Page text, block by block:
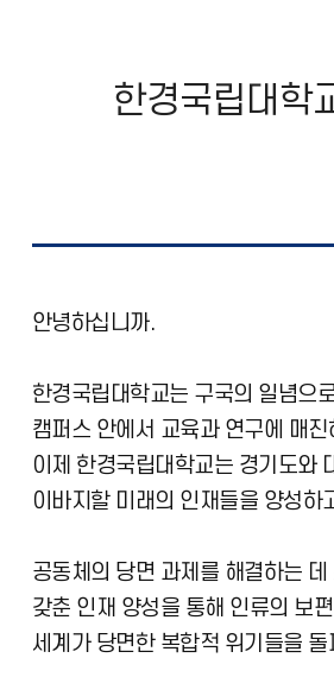
한경국립대학
안녕하십니까.
한경국립대학교는 구국의 일념으
캠퍼스 안에서 교육과 연구에 매
이제 한경국립대학교는 경기도와
이바지할 미래의 인재들을 양성하
공동체의 당면 과제를 해결하는
갖춘 인재 양성을 통해 인류의 보
세계가 당면한 복합적 위기들을